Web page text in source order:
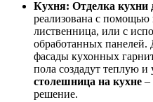
Кухня: Отделка кухни
реализована с помощью
лиственница, или с
обработанных
фасады кухонных
пола создадут теплую
столешница на кухне –
решение.